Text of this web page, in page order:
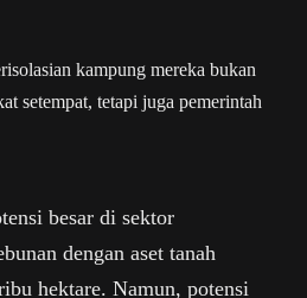
kampung mereka bukan
setempat, tetapi juga pemerintah
besar di sektor
dengan aset tanah
hektare. Namun, potensi